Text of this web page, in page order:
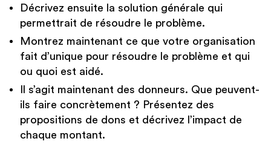
Décrivez ensuite la solution générale qui
permettrait de résoudre le problème.
Montrez maintenant ce que votre organisation
fait d’unique pour résoudre le problème et qui
ou quoi est aidé.
Il s’agit maintenant des donneurs. Que peuvent-
ils faire concrètement ? Présentez des
propositions de dons et décrivez l’impact de
chaque montant.